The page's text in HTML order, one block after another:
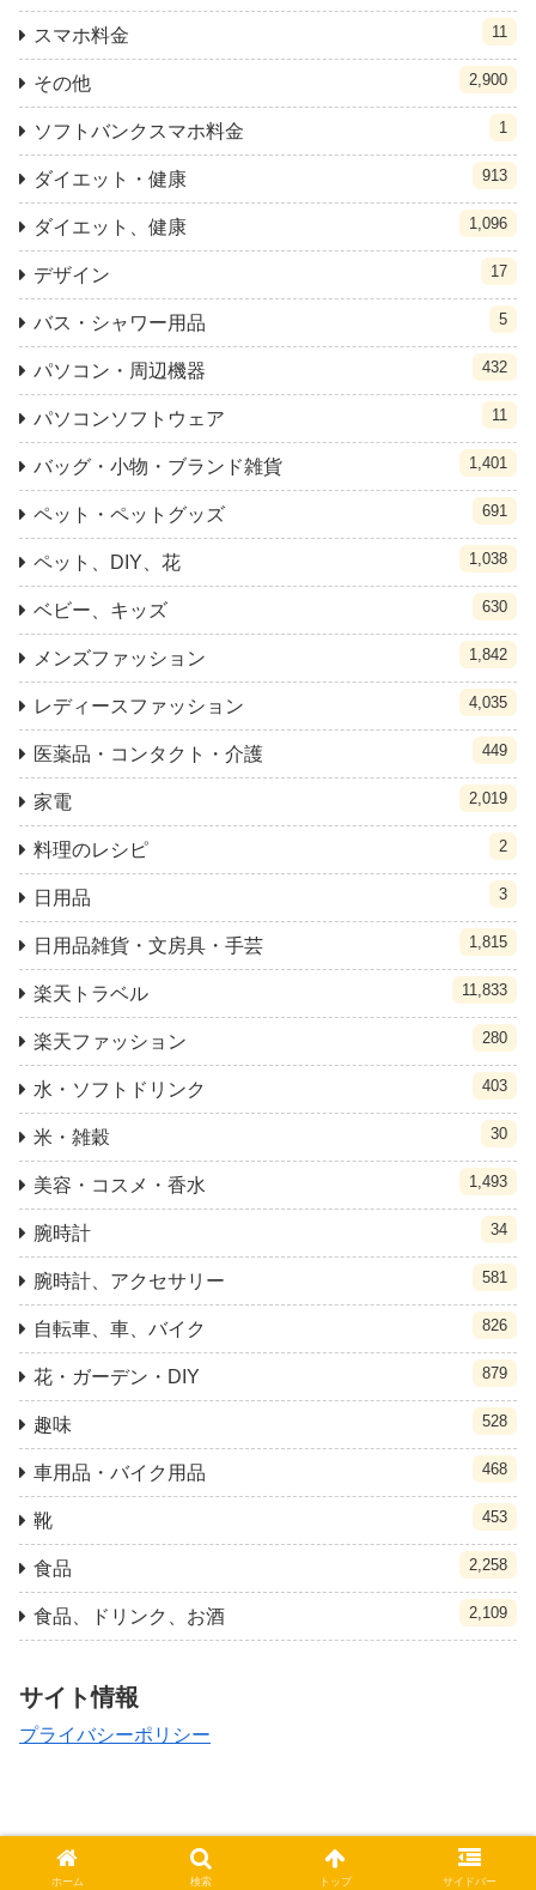
スマホ料金 11
その他 2,900
ソフトバンクスマホ料金 1
ダイエット・健康 913
ダイエット、健康 1,096
デザイン 17
バス・シャワー用品 5
パソコン・周辺機器 432
パソコンソフトウェア 11
バッグ・小物・ブランド雑貨 1,401
ペット・ペットグッズ 691
ペット、DIY、花 1,038
ベビー、キッズ 630
メンズファッション 1,842
レディースファッション 4,035
医薬品・コンタクト・介護 449
家電 2,019
料理のレシピ 2
日用品 3
日用品雑貨・文房具・手芸 1,815
楽天トラベル 11,833
楽天ファッション 280
水・ソフトドリンク 403
米・雑穀 30
美容・コスメ・香水 1,493
腕時計 34
腕時計、アクセサリー 581
自転車、車、バイク 826
花・ガーデン・DIY 879
趣味 528
車用品・バイク用品 468
靴 453
食品 2,258
食品、ドリンク、お酒 2,109
サイト情報
プライバシーポリシー
© 2021 クポ速.
ホーム 検索 トップ サイドバー